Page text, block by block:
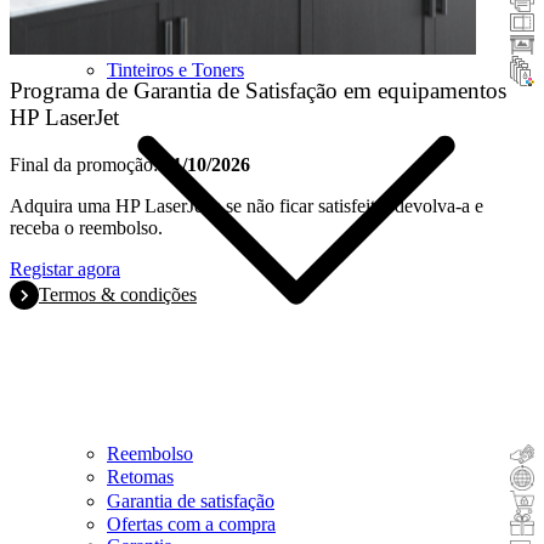
Scanners
Tinteiros e Toners
Reembolso
Retomas
Garantia de satisfação
Ofertas com a compra
Programa de Garantia de Satisfação em equipamentos
HP LaserJet
Final da promoção:
31/10/2026
Adquira uma HP LaserJet e se não ficar satisfeito, devolva-a e
receba o reembolso.
Registar agora
Termos & condições